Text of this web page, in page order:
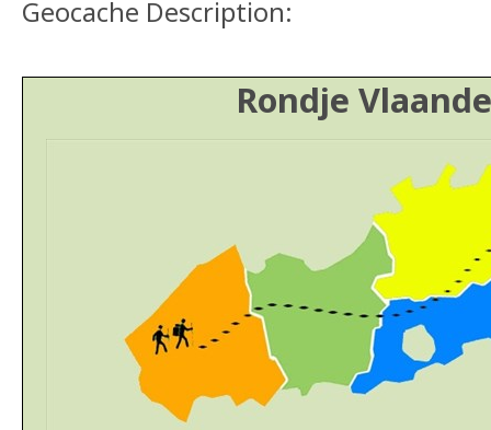
Geocache Description:
Rondje